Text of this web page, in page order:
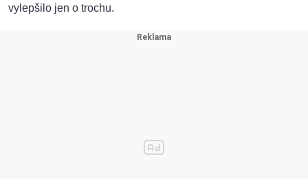
vylepšilo jen o trochu.